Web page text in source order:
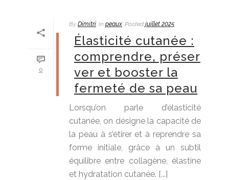
0
By Dimitri In peaux Posted juillet 2025
Élasticité cutanée :
comprendre, préser
ver et booster la
fermeté de sa peau
Lorsqu’on parle d’élasticité
cutanée, on désigne la capacité de
la peau à s’étirer et à reprendre sa
forme initiale, grâce à un subtil
équilibre entre collagène, élastine
et hydratation cutanée. [...]